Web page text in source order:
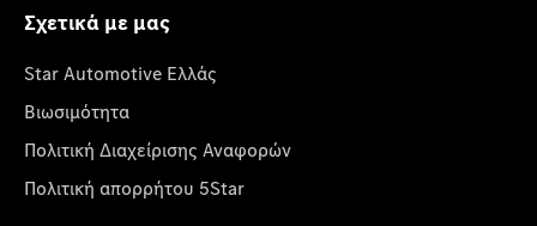
Σχετικά με μας
Star Automotive Ελλάς
Βιωσιμότητα
Πολιτική Διαχείρισης Αναφορών
Πολιτική απορρήτου 5Star